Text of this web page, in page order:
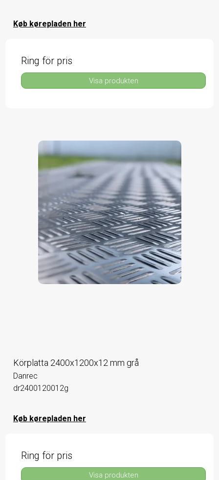
Køb kørepladen her
Ring för pris
Visa produkten
Körplatta 2400x1200x12 mm grå
Danrec
dr2400120012g
Køb kørepladen her
Ring för pris
Visa produkten